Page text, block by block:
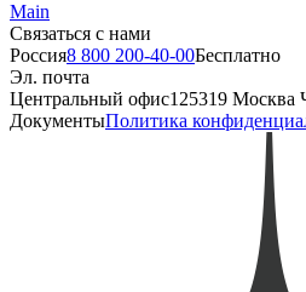
Main
Связаться с нами
Россия8 800 200-40-00Бесплатно
Эл. почта
Центральный офис125319 Москва
ДокументыПолитика